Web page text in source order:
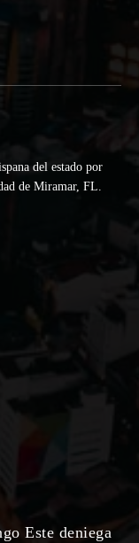
del estado por
de Miramar, FL.
Este deniega